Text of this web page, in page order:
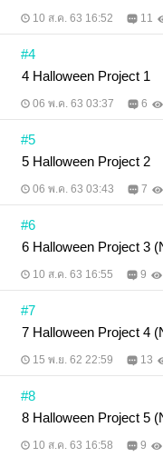
10 ส.ค. 63 16:52 11
#4
4 Halloween Project 1
06 พ.ค. 63 03:37 6
#5
5 Halloween Project 2
06 พ.ค. 63 03:43 7
#6
6 Halloween Project 3
10 ส.ค. 63 16:55 9
#7
7 Halloween Project 4
15 พ.ย. 62 22:59 13
#8
8 Halloween Project 5
10 ส.ค. 63 16:58 9